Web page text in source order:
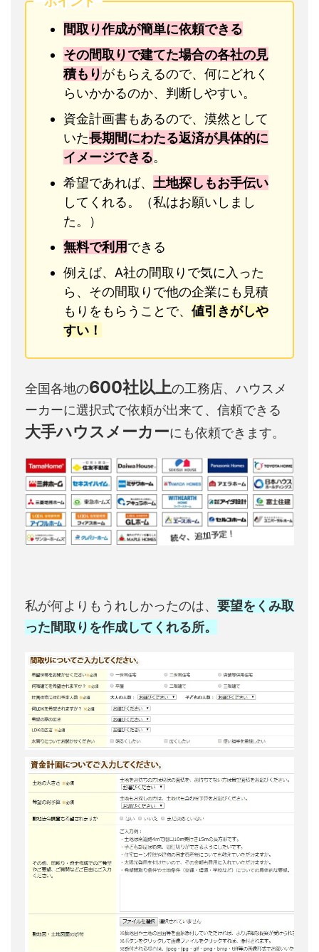
間取り作成が簡単に依頼できる
その間取りで建てた場合の各社の見
積もりがもらえるので、何にどれく
らいかかるのか、判断しやすい。
資金計画書もあるので、漠然として
いた長期間にわたる返済が具体的に
イメージできる。
希望であれば、 土地探しもお手伝い
してくれる。（私はお願いしまし
た。）
無料で利用できる
例えば、A社の間取りで気に入った
ら、その間取りで他の企業にも見積
もりをもらうことで、 値引きがしや
すい！
全国各地の600社以上の工務店、ハウスメ
ーカーに選択式で依頼が出来て、信頼できる
大手ハウスメーカーにも依頼できます。
私が何よりもうれしかったのは、 要望をくみ取
った間取りを作成してくれる所。